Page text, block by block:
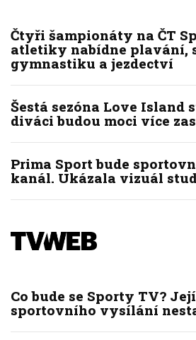
Čtyři šampionáty na ČT
atletiky nabídne plavání,
gymnastiku a jezdectví
Šestá sezóna Love Island
diváci budou moci více
Prima Sport bude
kanál. Ukázala vizuál
Co bude se Sporty TV?
sportovního vysílání